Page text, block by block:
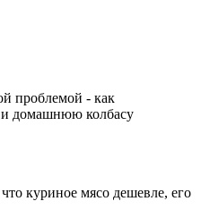
проблемой - как
и домашнюю колбасу
куриное мясо дешевле, его